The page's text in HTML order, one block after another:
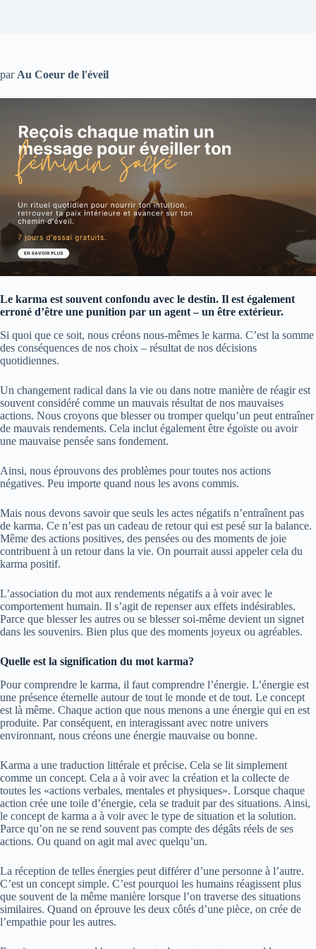
par Au Coeur de l'éveil
Le karma est souvent confondu avec le destin. Il est également
erroné d’être une punition par un agent – un être extérieur.
Si quoi que ce soit, nous créons nous-mêmes le karma. C’est la somme
des conséquences de nos choix – résultat de nos décisions
quotidiennes.
Un changement radical dans la vie ou dans notre manière de réagir est
souvent considéré comme un mauvais résultat de nos mauvaises
actions. Nous croyons que blesser ou tromper quelqu’un peut entraîner
de mauvais rendements. Cela inclut également être égoïste ou avoir
une mauvaise pensée sans fondement.
Ainsi, nous éprouvons des problèmes pour toutes nos actions
négatives. Peu importe quand nous les avons commis.
Mais nous devons savoir que seuls les actes négatifs n’entraînent pas
de karma. Ce n’est pas un cadeau de retour qui est pesé sur la balance.
Même des actions positives, des pensées ou des moments de joie
contribuent à un retour dans la vie. On pourrait aussi appeler cela du
karma positif.
L’association du mot aux rendements négatifs a à voir avec le
comportement humain. Il s’agit de repenser aux effets indésirables.
Parce que blesser les autres ou se blesser soi-même devient un signet
dans les souvenirs. Bien plus que des moments joyeux ou agréables.
Quelle est la signification du mot karma?
Pour comprendre le karma, il faut comprendre l’énergie. L’énergie est
une présence éternelle autour de tout le monde et de tout. Le concept
est là même. Chaque action que nous menons a une énergie qui en est
produite. Par conséquent, en interagissant avec notre univers
environnant, nous créons une énergie mauvaise ou bonne.
Karma a une traduction littérale et précise. Cela se lit simplement
comme un concept. Cela a à voir avec la création et la collecte de
toutes les «actions verbales, mentales et physiques». Lorsque chaque
action crée une toile d’énergie, cela se traduit par des situations. Ainsi,
le concept de karma a à voir avec le type de situation et la solution.
Parce qu’on ne se rend souvent pas compte des dégâts réels de ses
actions. Ou quand on agit mal avec quelqu’un.
La réception de telles énergies peut différer d’une personne à l’autre.
C’est un concept simple. C’est pourquoi les humains réagissent plus
que souvent de la même manière lorsque l’on traverse des situations
similaires. Quand on éprouve les deux côtés d’une pièce, on crée de
l’empathie pour les autres.